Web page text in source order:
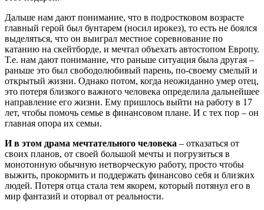
Дальше нам дают понимание, что в подростковом возрасте
главный герой был бунтарем (носил ирокез), то есть не боялся
выделяться, что он выиграл местное соревнование по
катанию на скейтборде, и мечтал объехать автостопом Европу.
Т.е. нам дают понимание, что раньше ситуация была другая –
раньше это был свободолюбивый парень, по-своему смелый и
открытый жизни. Однако потом, когда неожиданно умер отец,
это потеря близкого важного человека определила дальнейшее
направление его жизни. Ему пришлось выйти на работу в 17
лет, чтобы помочь семье в финансовом плане. И с тех пор – он
главная опора их семьи.
И в этом драма мечтательного человека – отказаться от
своих планов, от своей большой мечты и погрузиться в
монотонную обычную нетворческую работу, просто чтобы
выжить, прокормить и поддержать финансово себя и близких
людей. Потеря отца стала тем якорем, который потянул его в
мир фантазий и оторвал от реальности.